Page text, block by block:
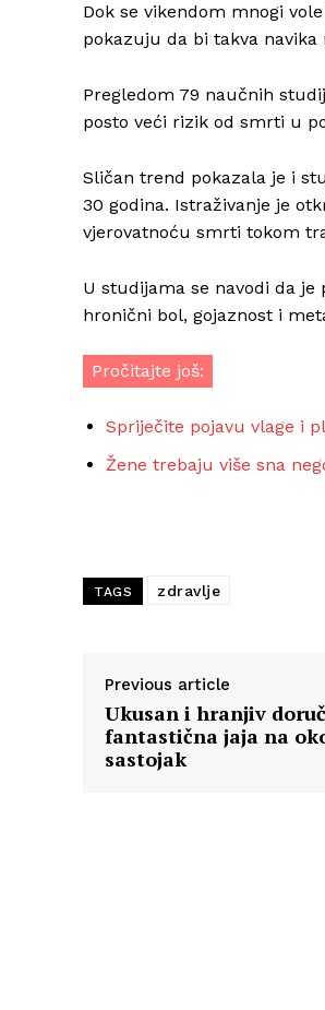
Dok se vikendom mnogi
pokazuju da bi takva
Pregledom 79 naučnih
posto veći rizik od smrti u
Sličan trend pokazala je i
30 godina. Istraživanje je
vjerovatnoću smrti tokom
U studijama se navodi da
hronični bol, gojaznost i
Pročitajte još:
Spriječite pojavu vlage i
Žene trebaju više sna
TAGS zdravlje
Previous article
Ukusan i hranjiv
fantastična jaja na
sastojak